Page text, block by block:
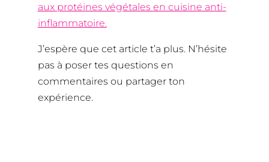
aux protéines végétales en cuisine anti-
inflammatoire.
J’espère que cet article t’a plus. N’hésite
pas à poser tes questions en
commentaires ou partager ton
expérience.